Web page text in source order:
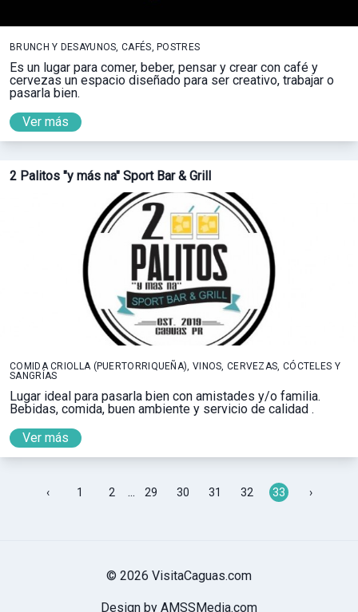
BRUNCH Y DESAYUNOS, CAFÉS, POSTRES
Es un lugar para comer, beber, pensar y crear con café y
cervezas un espacio diseñado para ser creativo, trabajar o
pasarla bien.
Ver más
2 Palitos "y más na" Sport Bar & Grill
COMIDA CRIOLLA (PUERTORRIQUEÑA), VINOS, CERVEZAS, CÓCTELES Y
SANGRÍAS
Lugar ideal para pasarla bien con amistades y/o familia.
Bebidas, comida, buen ambiente y servicio de calidad .
Ver más
‹ 1 2 ... 29 30 31 32 33 ›
© 2026 VisitaCaguas.com
Design by AMSSMedia.com